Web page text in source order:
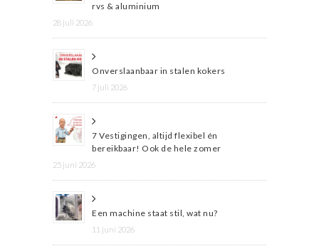
rvs & aluminium
28 juli 2026
Onverslaanbaar in stalen kokers
7 juli 2026
7 Vestigingen, altijd flexibel én
bereikbaar! Ook de hele zomer
25 juni 2026
Een machine staat stil, wat nu?
11 juni 2026